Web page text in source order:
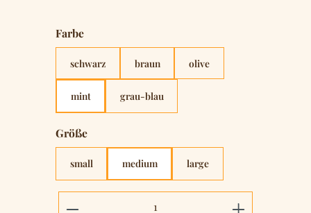
Farbeauswählen
schwarz braun olive
mint grau-blau
Größeauswählen
small medium large
Produkt Anzahl: Gib den